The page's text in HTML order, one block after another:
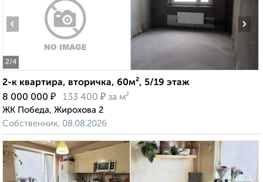
2/4
‹ ›
2-к квартира, вторичка, 60м², 5/19 этаж
8 000 000 ₽ 133 400 ₽ за м²
ЖК Победа, Жирохова 2
Собственник, 08.08.2026